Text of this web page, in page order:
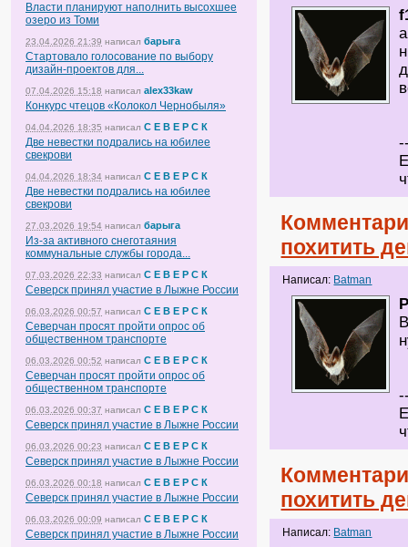
Власти планируют наполнить высохшее
озеро из Томи
23.04.2026 21:39 написал барыга
Стартовало голосование по выбору
дизайн-проектов для...
07.04.2026 15:18 написал alex33kaw
Конкурс чтецов «Колокол Чернобыля»
04.04.2026 18:35 написал С Е В Е Р С К
Две невестки подрались на юбилее
свекрови
04.04.2026 18:34 написал С Е В Е Р С К
Две невестки подрались на юбилее
свекрови
27.03.2026 19:54 написал барыга
Из-за активного снеготаяния
коммунальные службы города...
07.03.2026 22:33 написал С Е В Е Р С К
Северск принял участие в Лыжне России
06.03.2026 00:57 написал С Е В Е Р С К
Северчан просят пройти опрос об
общественном транспорте
06.03.2026 00:52 написал С Е В Е Р С К
Северчан просят пройти опрос об
общественном транспорте
06.03.2026 00:37 написал С Е В Е Р С К
Северск принял участие в Лыжне России
06.03.2026 00:23 написал С Е В Е Р С К
Северск принял участие в Лыжне России
06.03.2026 00:18 написал С Е В Е Р С К
Северск принял участие в Лыжне России
06.03.2026 00:09 написал С Е В Е Р С К
Северск принял участие в Лыжне России
похитить
Написал: Batman
похитить
Написал: Batman